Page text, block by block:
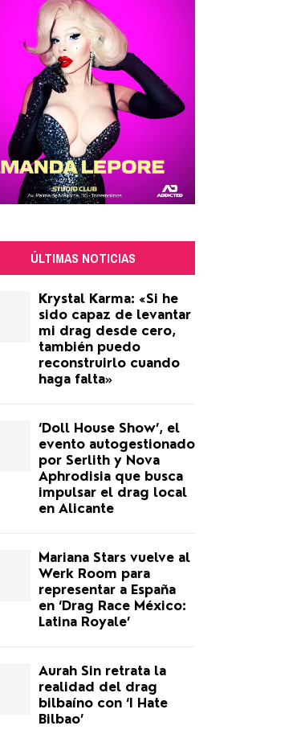
ÚLTIMAS NOTICIAS
Krystal Karma: «Si he
sido capaz de levantar
mi drag desde cero,
también puedo
reconstruirlo cuando
haga falta»
‘Doll House Show’, el
evento autogestionado
por Serlith y Nova
Aphrodisia que busca
impulsar el drag local
en Alicante
Mariana Stars vuelve al
Werk Room para
representar a España
en ‘Drag Race México:
Latina Royale’
Aurah Sin retrata la
realidad del drag
bilbaíno con ‘I Hate
Bilbao’